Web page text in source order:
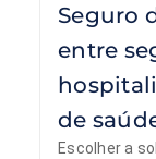
Seguro
entre
de
Escolher a